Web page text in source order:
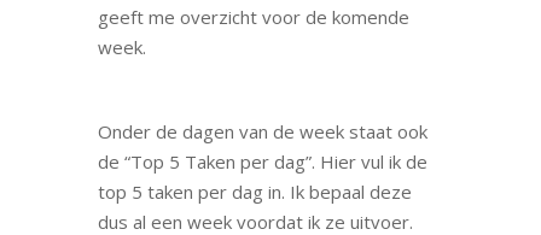
geeft me overzicht voor de komende
week.
Onder de dagen van de week staat ook
de “Top 5 Taken per dag”. Hier vul ik de
top 5 taken per dag in. Ik bepaal deze
dus al een week voordat ik ze uitvoer.